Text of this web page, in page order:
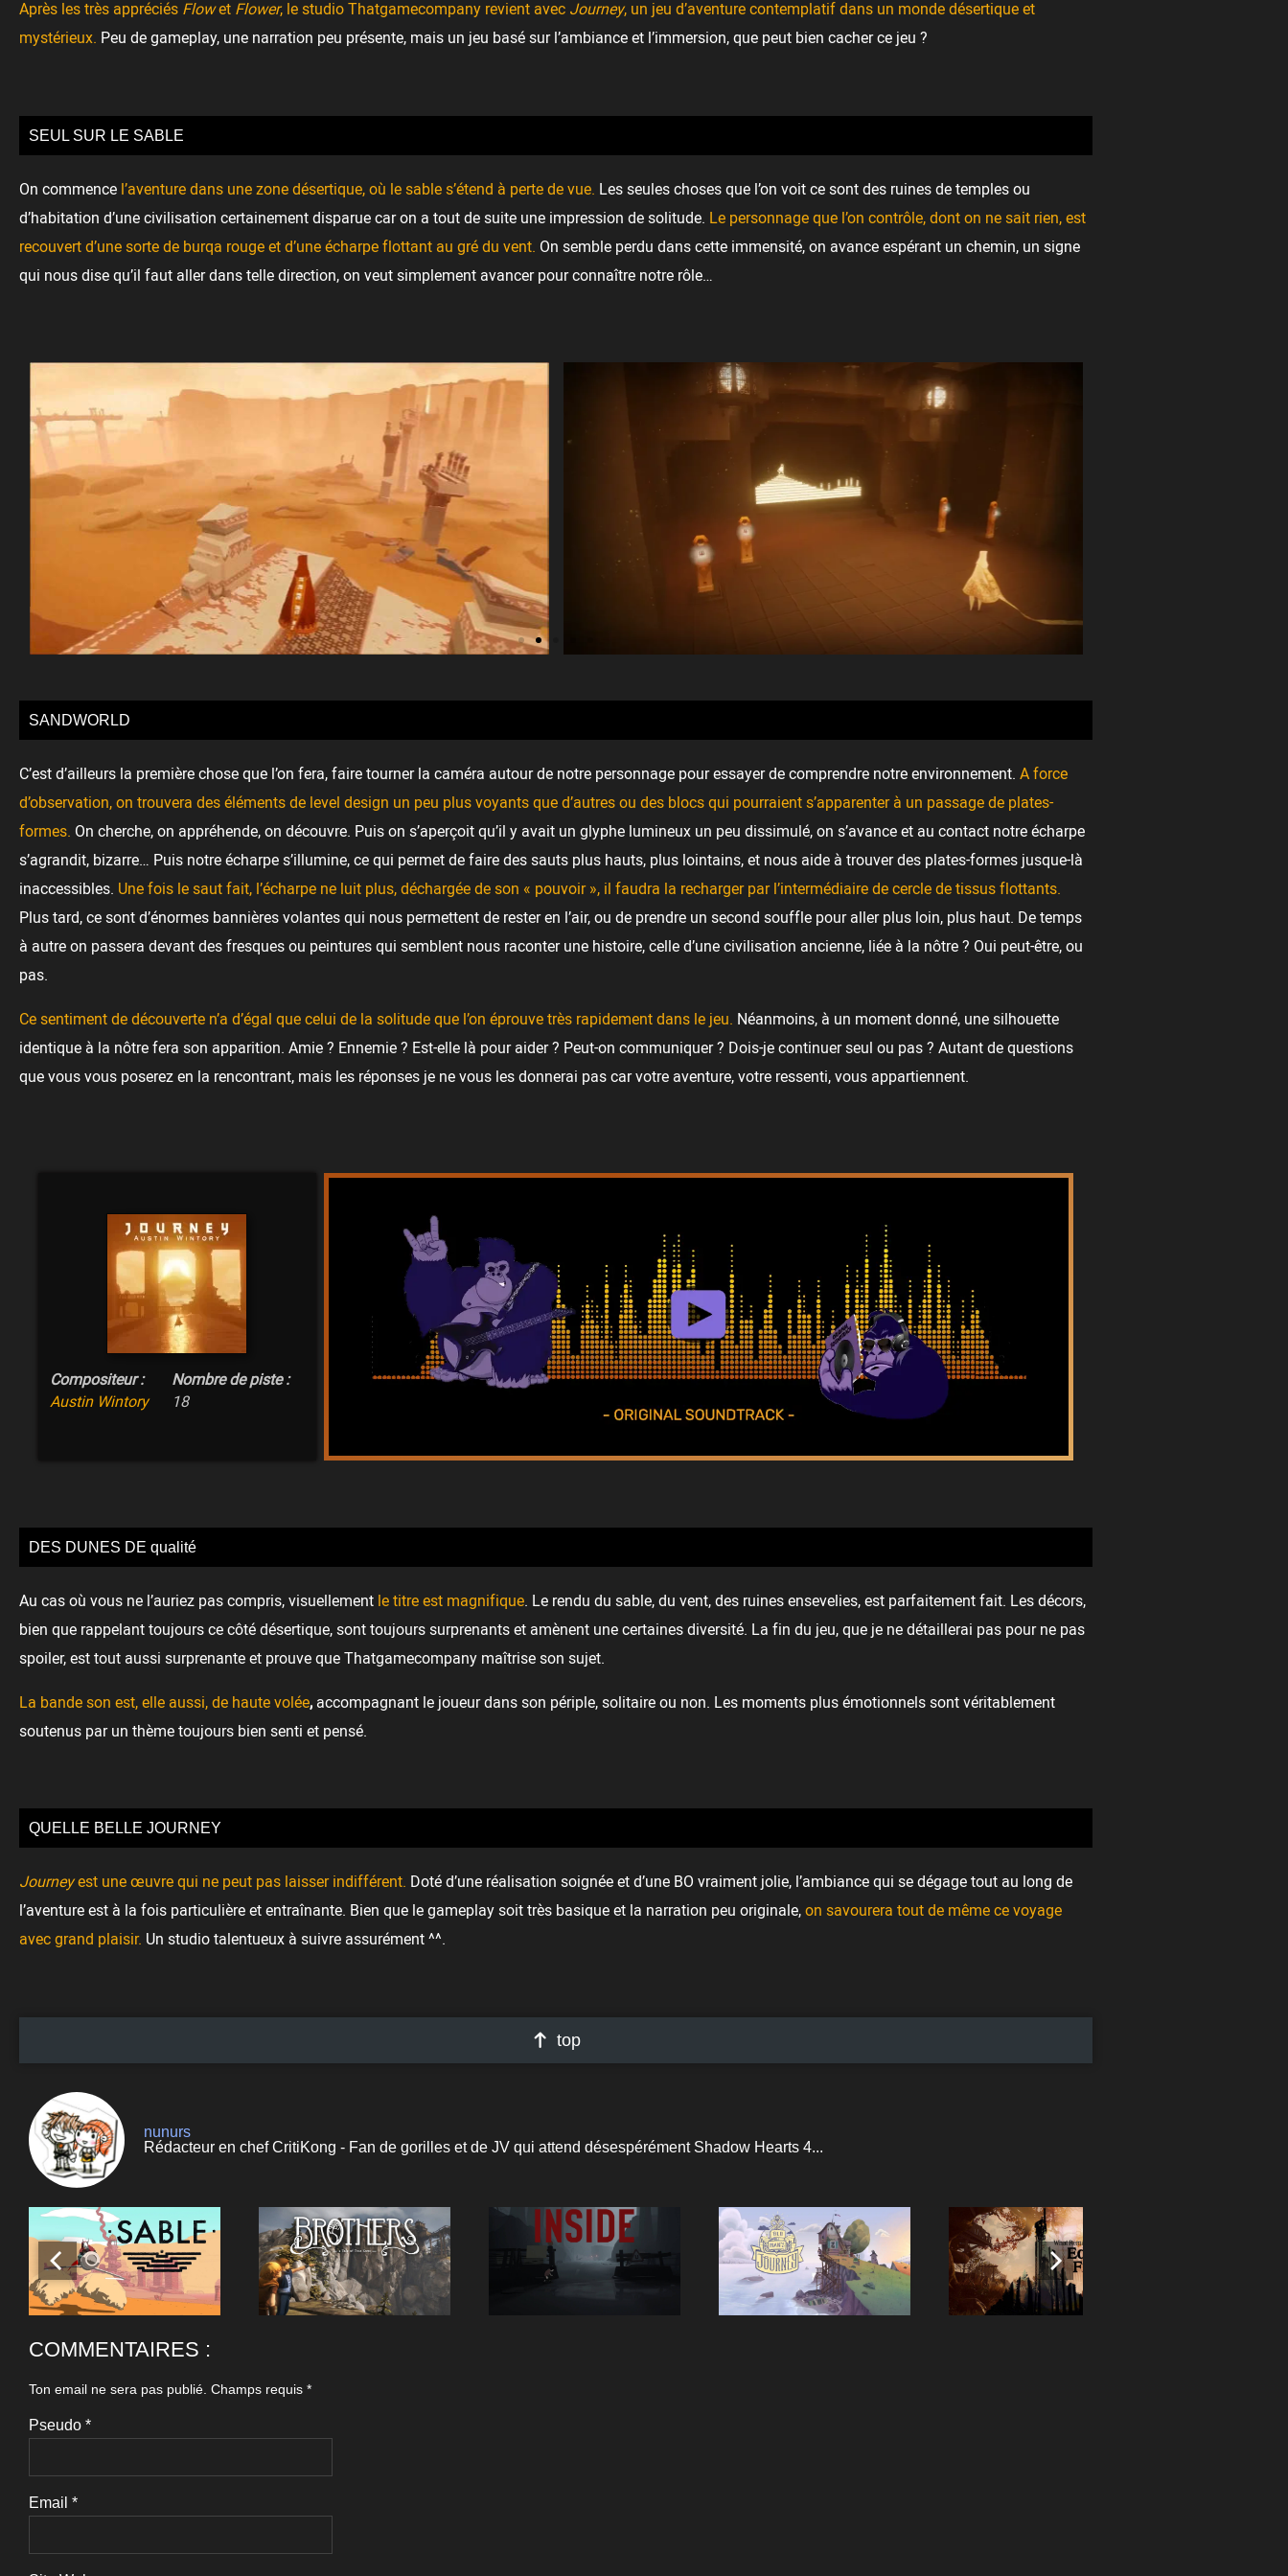
Après les très appréciés Flowet Flower, le studio Thatgamecompany revient avec Journey, un jeu d’aventure contemplatif dans un monde désertique et
mystérieux. Peu de gameplay, une narration peu présente, mais un jeu basé sur l’ambiance et l’immersion, que peut bien cacher ce jeu ?
SEUL SUR LE SABLE
On commence l’aventure dans une zone désertique, où le sable s’étend à perte de vue. Les seules choses que l’on voit ce sont des ruines de temples ou
d’habitation d’une civilisation certainement disparue car on a tout de suite une impression de solitude. Le personnage que l’on contrôle, dont on ne sait rien, est
recouvert d’une sorte de burqa rouge et d’une écharpe flottant au gré du vent. On semble perdu dans cette immensité, on avance espérant un chemin, un signe
qui nous dise qu’il faut aller dans telle direction, on veut simplement avancer pour connaître notre rôle…
SANDWORLD
C’est d’ailleurs la première chose que l’on fera, faire tourner la caméra autour de notre personnage pour essayer de comprendre notre environnement. A force
d’observation, on trouvera des éléments de level design un peu plus voyants que d’autres ou des blocs qui pourraient s’apparenter à un passage de plates-
formes. On cherche, on appréhende, on découvre. Puis on s’aperçoit qu’il y avait un glyphe lumineux un peu dissimulé, on s’avance et au contact notre écharpe
s’agrandit, bizarre… Puis notre écharpe s’illumine, ce qui permet de faire des sauts plus hauts, plus lointains, et nous aide à trouver des plates-formes jusque-là
inaccessibles. Une fois le saut fait, l’écharpe ne luit plus, déchargée de son « pouvoir », il faudra la recharger par l’intermédiaire de cercle de tissus flottants.
Plus tard, ce sont d’énormes bannières volantes qui nous permettent de rester en l’air, ou de prendre un second souffle pour aller plus loin, plus haut. De temps
à autre on passera devant des fresques ou peintures qui semblent nous raconter une histoire, celle d’une civilisation ancienne, liée à la nôtre ? Oui peut-être, ou
pas.
Ce sentiment de découverte n’a d’égal que celui de la solitude que l’on éprouve très rapidement dans le jeu. Néanmoins, à un moment donné, une silhouette
identique à la nôtre fera son apparition. Amie ? Ennemie ? Est-elle là pour aider ? Peut-on communiquer ? Dois-je continuer seul ou pas ? Autant de questions
que vous vous poserez en la rencontrant, mais les réponses je ne vous les donnerai pas car votre aventure, votre ressenti, vous appartiennent.
Compositeur :
Austin Wintory
Nombre de piste :
18
DES DUNES DE qualité
Au cas où vous ne l’auriez pas compris, visuellement le titre est magnifique. Le rendu du sable, du vent, des ruines ensevelies, est parfaitement fait. Les décors,
bien que rappelant toujours ce côté désertique, sont toujours surprenants et amènent une certaines diversité. La fin du jeu, que je ne détaillerai pas pour ne pas
spoiler, est tout aussi surprenante et prouve que Thatgamecompany maîtrise son sujet.
La bande son est, elle aussi, de haute volée, accompagnant le joueur dans son périple, solitaire ou non. Les moments plus émotionnels sont véritablement
soutenus par un thème toujours bien senti et pensé.
QUELLE BELLE JOURNEY
Journeyest une œuvre qui ne peut pas laisser indifférent. Doté d’une réalisation soignée et d’une BO vraiment jolie, l’ambiance qui se dégage tout au long de
l’aventure est à la fois particulière et entraînante. Bien que le gameplay soit très basique et la narration peu originale,on savourera tout de même ce voyage
avec grand plaisir. Un studio talentueux à suivre assurément ^^.
top
nunurs
Rédacteur en chef CritiKong - Fan de gorilles et de JV qui attend désespérément Shadow Hearts 4...
COMMENTAIRES :
Ton email ne sera pas publié. Champs requis *
Pseudo *
Email *